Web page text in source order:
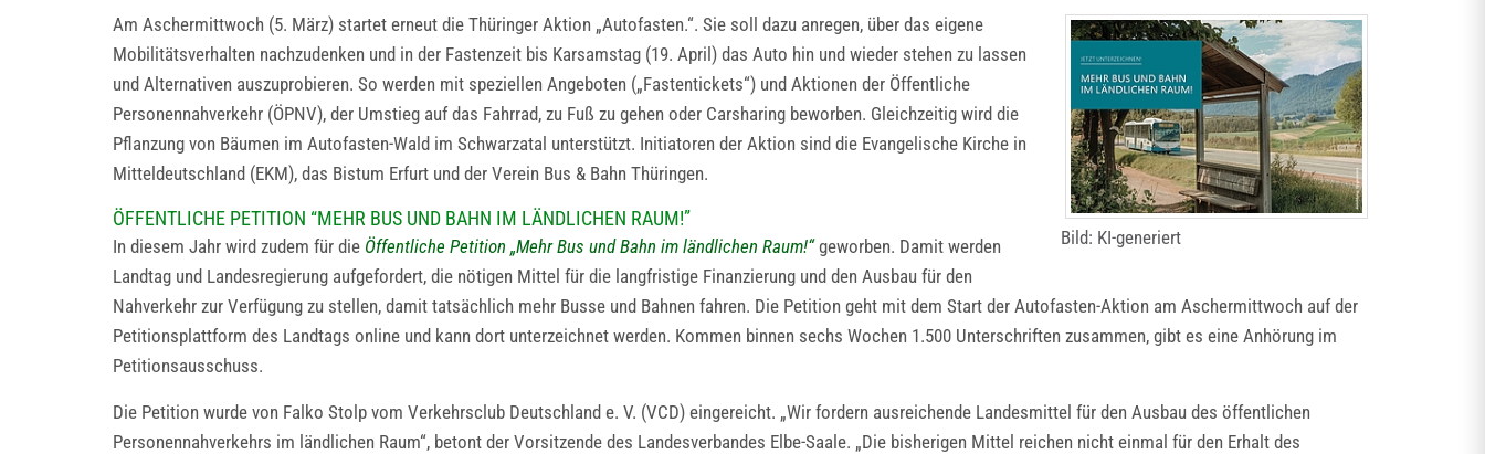
Bild: KI-generiert
Am Aschermittwoch (5. März) startet erneut die Thüringer Aktion „Autofasten.“. Sie soll dazu anregen, über das eigene
Mobilitätsverhalten nachzudenken und in der Fastenzeit bis Karsamstag (19. April) das Auto hin und wieder stehen zu lassen
und Alternativen auszuprobieren. So werden mit speziellen Angeboten („Fastentickets“) und Aktionen der Öffentliche
Personennahverkehr (ÖPNV), der Umstieg auf das Fahrrad, zu Fuß zu gehen oder Carsharing beworben. Gleichzeitig wird die
Pflanzung von Bäumen im Autofasten-Wald im Schwarzatal unterstützt. Initiatoren der Aktion sind die Evangelische Kirche in
Mitteldeutschland (EKM), das Bistum Erfurt und der Verein Bus & Bahn Thüringen.
ÖFFENTLICHE PETITION “MEHR BUS UND BAHN IM LÄNDLICHEN RAUM!”
In diesem Jahr wird zudem für die Öffentliche Petition „Mehr Bus und Bahn im ländlichen Raum!“geworben. Damit werden
Landtag und Landesregierung aufgefordert, die nötigen Mittel für die langfristige Finanzierung und den Ausbau für den
Nahverkehr zur Verfügung zu stellen, damit tatsächlich mehr Busse und Bahnen fahren. Die Petition geht mit dem Start der Autofasten-Aktion am Aschermittwoch auf der
Petitionsplattform des Landtags online und kann dort unterzeichnet werden. Kommen binnen sechs Wochen 1.500 Unterschriften zusammen, gibt es eine Anhörung im
Petitionsausschuss.
Die Petition wurde von Falko Stolp vom Verkehrsclub Deutschland e. V. (VCD) eingereicht. „Wir fordern ausreichende Landesmittel für den Ausbau des öffentlichen
Personennahverkehrs im ländlichen Raum“, betont der Vorsitzende des Landesverbandes Elbe-Saale. „Die bisherigen Mittel reichen nicht einmal für den Erhalt des